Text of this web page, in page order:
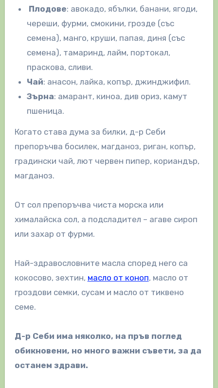
Плодове: авокадо, ябълки, банани, ягоди,
череши, фурми, смокини, грозде (със
семена), манго, круши, папая, диня (със
семена), тамаринд, лайм, портокал,
праскова, сливи.
Чай: анасон, лайка, копър, джинджифил.
Зърна: амарант, киноа, див ориз, камут
пшеница.
Когато става дума за билки, д-р Себи
препоръчва босилек, магданоз, риган, копър,
градински чай, лют червен пипер, кориандър,
магданоз.
От сол препоръчва чиста морска или
хималайска сол, а подсладител – агаве сироп
или захар от фурми.
Най-здравословните масла според него са
кокосово, зехтин, масло от коноп, масло от
гроздови семки, сусам и масло от тиквено
семе.
Д-р Себи има няколко, на пръв поглед
обикновени, но много важни съвети, за да
останем здрави.